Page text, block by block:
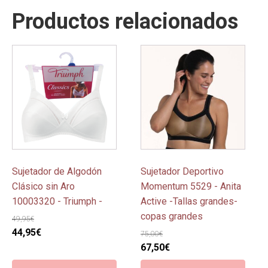
Productos relacionados
Sujetador de Algodón
Clásico sin Aro
10003320 - Triumph -
49,95€
El
original
44,95€El
actual
producto
múltiples
opciones
pueden
elegir
en
la
página
producto
Sujetador Deportivo
Momentum 5529 - Anita
Active -Tallas grandes-
copas grandes
75,00€
El
precio
67,50€El
precio
producto
múltiples
variantes.
Las
opciones
pueden
elegir
en
la
página
de
producto